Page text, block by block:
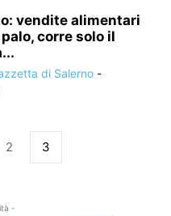
vendite alimentari
corre solo il
di Salerno -
2 3
-